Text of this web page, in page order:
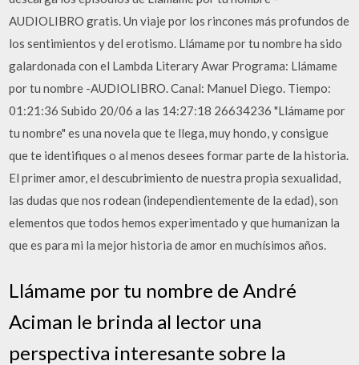
AUDIOLIBRO gratis. Un viaje por los rincones más profundos de
los sentimientos y del erotismo. Llámame por tu nombre ha sido
galardonada con el Lambda Literary Awar Programa: Llámame
por tu nombre -AUDIOLIBRO. Canal: Manuel Diego. Tiempo:
01:21:36 Subido 20/06 a las 14:27:18 26634236 "Llámame por
tu nombre" es una novela que te llega, muy hondo, y consigue
que te identifiques o al menos desees formar parte de la historia.
El primer amor, el descubrimiento de nuestra propia sexualidad,
las dudas que nos rodean (independientemente de la edad), son
elementos que todos hemos experimentado y que humanizan la
que es para mi la mejor historia de amor en muchísimos años.
Llámame por tu nombre de André
Aciman le brinda al lector una
perspectiva interesante sobre la